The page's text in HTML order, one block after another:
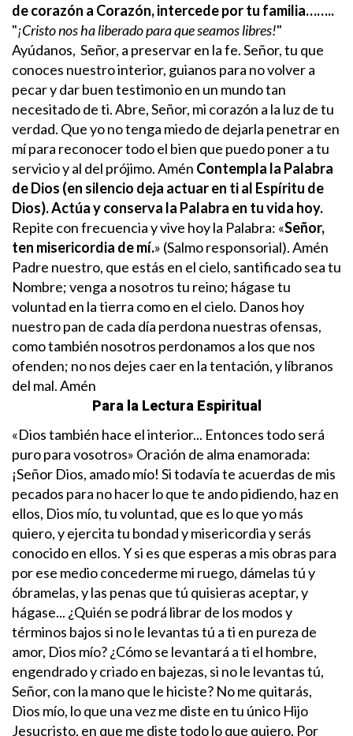
de corazón a Corazón, intercede por tu familia……..
"¡Cristo nos ha liberado para que seamos libres!"
Ayúdanos, Señor, a preservar en la fe.Señor, tu que
conoces nuestro interior, guianos para no volver a
pecar y dar buen testimonio en un mundo tan
necesitado de ti.Abre, Señor, mi corazón a la luz de tu
verdad. Que yo no tenga miedo de dejarla penetrar en
mí para reconocer todo el bien que puedo poner a tu
servicio y al del prójimo. Amén Contempla la Palabra
de Dios (en silencio deja actuar en ti al Espíritu de
Dios). Actúa y conserva la Palabra en tu vida hoy.
Repite con frecuencia y vive hoy la Palabra: «Señor,
ten misericordia de mí.» (Salmo responsorial). Amén
Padre nuestro, que estás en el cielo, santificado sea tu
Nombre; venga a nosotros tu reino; hágase tu
voluntad en la tierra como en el cielo. Danos hoy
nuestro pan de cada día perdona nuestras ofensas,
como también nosotros perdonamos a los que nos
ofenden; no nos dejes caer en la tentación, y líbranos
del mal. Amén
Para la Lectura Espiritual
«Dios también hace el interior... Entonces todo será
puro para vosotros» Oración de alma enamorada:
¡Señor Dios, amado mío! Si todavía te acuerdas de mis
pecados para no hacer lo que te ando pidiendo, haz en
ellos, Dios mío, tu voluntad, que es lo que yo más
quiero, y ejercita tu bondad y misericordia y serás
conocido en ellos. Y si es que esperas a mis obras para
por ese medio concederme mi ruego, dámelas tú y
óbramelas, y las penas que tú quisieras aceptar, y
hágase... ¿Quién se podrá librar de los modos y
términos bajos si no le levantas tú a ti en pureza de
amor, Dios mío? ¿Cómo se levantará a ti el hombre,
engendrado y criado en bajezas, si no le levantas tú,
Señor, con la mano que le hiciste? No me quitarás,
Dios mío, lo que una vez me diste en tu único Hijo
Jesucristo, en que me diste todo lo que quiero. Por